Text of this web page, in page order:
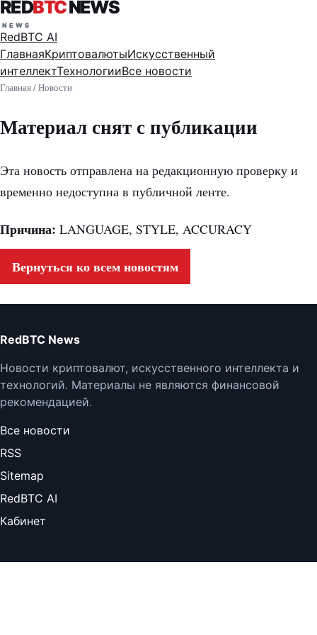
REDBTCNEWS
RedBTC AI
ГлавнаяКриптовалютыИскусственный
интеллектТехнологииВсе новости
Главная/Новости
Материал снят с публикации
Эта новость отправлена на редакционную проверку и
временно недоступна в публичной ленте.
Причина: LANGUAGE, STYLE, ACCURACY
Вернуться ко всем новостям
RedBTC News
Новости криптовалют, искусственного интеллекта и
технологий. Материалы не являются финансовой
рекомендацией.
Все новости
RSS
Sitemap
RedBTC AI
Кабинет